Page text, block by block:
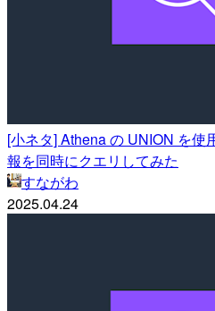
[小ネタ] Athena の UNION を使
報を同時にクエリしてみた
すながわ
2025.04.24